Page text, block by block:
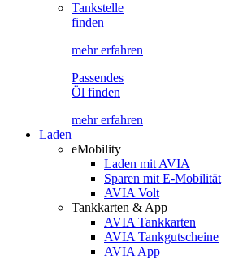
Tankstelle
finden
mehr erfahren
Passendes
Öl finden
mehr erfahren
Laden
eMobility
Laden mit AVIA
Sparen mit E-Mobilität
AVIA Volt
Tankkarten & App
AVIA Tankkarten
AVIA Tankgutscheine
AVIA App